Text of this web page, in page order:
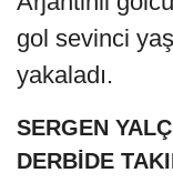
gol sevinci
yakaladı.
SERGEN
DERBİDE